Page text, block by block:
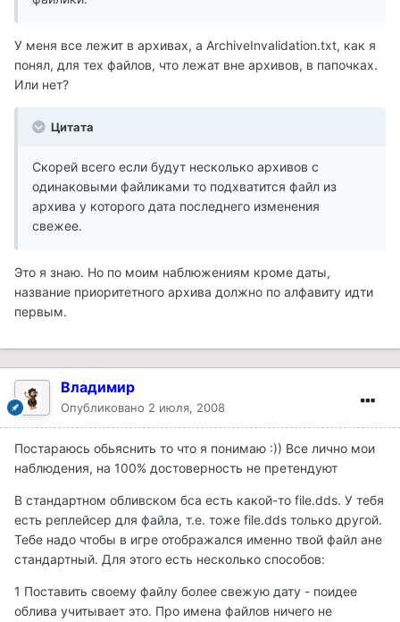
У меня все лежит в архивах, а ArchiveInvalidation.txt, как я
понял, для тех файлов, что лежат вне архивов, в папочках.
Или нет?
Цитата
Скорей всего если будут несколько архивов с
одинаковыми файликами то подхватится файл из
архива у которого дата последнего изменения
свежее.
Это я знаю. Но по моим наблюжениям кроме даты,
название приоритетного архива должно по алфавиту идти
первым.
Владимир
Опубликовано 2 июля, 2008
Постараюсь обьяснить то что я понимаю :)) Все лично мои
наблюдения, на 100% достоверность не претендуют
В стандартном обливском бса есть какой-то file.dds. У тебя
есть реплейсер для файла, т.е. тоже file.dds только другой.
Тебе надо чтобы в игре отображался именно твой файл ане
стандартный. Для этого есть несколько способов:
1 Поставить своему файлу более свежую дату - поидее
облива учитывает это. Про имена файлов ничего не